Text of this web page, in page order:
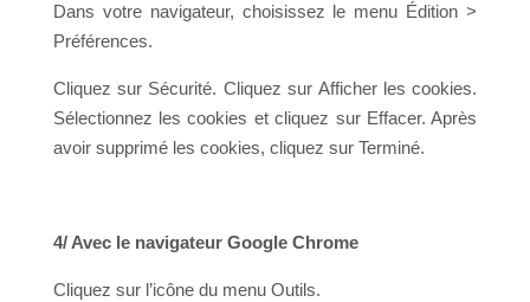
Dans votre navigateur, choisissez le menu Édition >
Préférences.
Cliquez sur Sécurité. Cliquez sur Afficher les cookies.
Sélectionnez les cookies et cliquez sur Effacer. Après
avoir supprimé les cookies, cliquez sur Terminé.
4/ Avec le navigateur Google Chrome
Cliquez sur l’icône du menu Outils.